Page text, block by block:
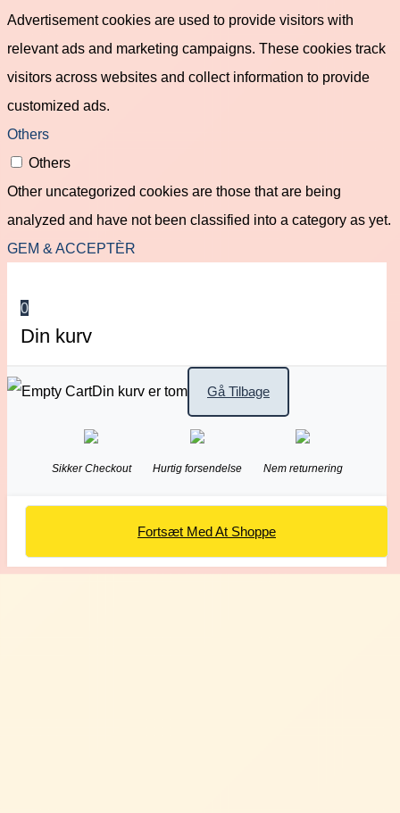
Advertisement cookies are used to provide visitors with
relevant ads and marketing campaigns. These cookies track
visitors across websites and collect information to provide
customized ads.
Others
Others
Other uncategorized cookies are those that are being
analyzed and have not been classified into a category as yet.
GEM & ACCEPTÈR
0
Din kurv
Din kurv er tom Gå Tilbage
Sikker Checkout Hurtig forsendelse Nem returnering
Fortsæt Med At Shoppe